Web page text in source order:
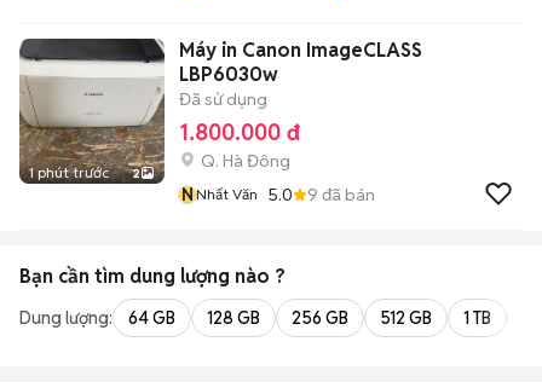
1 phút trước 2
Máy in Canon ImageCLASS
LBP6030w
Đã sử dụng
1.800.000 đ
Q. Hà Đông
NNhất Văn 5.0 9 đã bán
Bạn cần tìm dung lượng nào ?
Dung lượng: 64 GB 128 GB 256 GB 512 GB 1 TB